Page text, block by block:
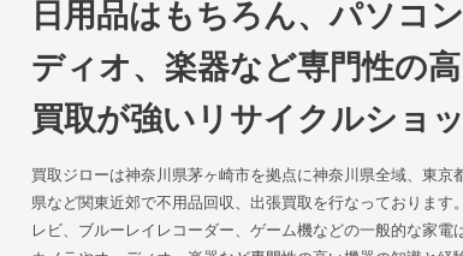
日用品はもちろん、パソコ
ディオ、楽器など専門性の
買取が強いリサイクルショ
買取ジローは神奈川県茅ヶ崎市を拠点に神奈川県全域、東京
県など関東近郊で不用品回収、出張買取を行なっております
レビ、ブルーレイレコーダー、ゲーム機などの一般的な家電